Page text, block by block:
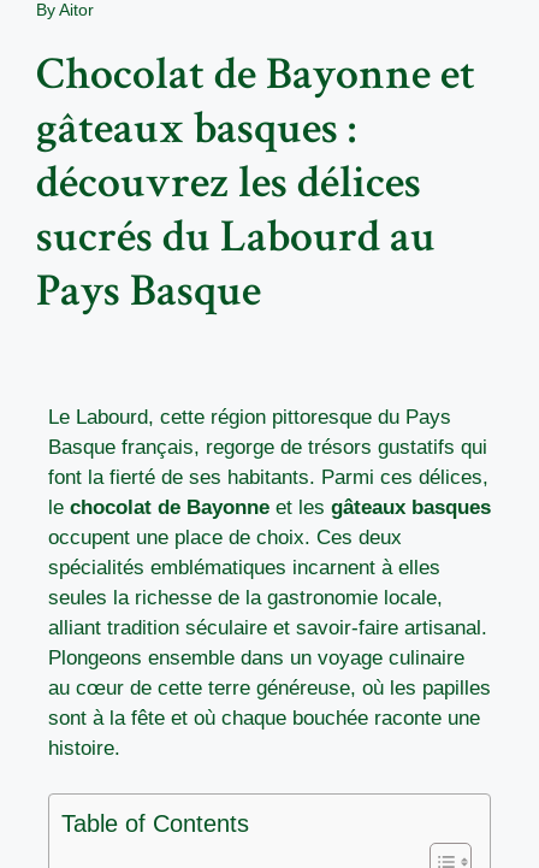
ByAitor
Chocolat de Bayonne et
gâteaux basques :
découvrez les délices
sucrés du Labourd au
Pays Basque
Le Labourd, cette région pittoresque du Pays
Basque français, regorge de trésors gustatifs qui
font la fierté de ses habitants. Parmi ces délices,
le chocolat de Bayonne et les gâteaux basques
occupent une place de choix. Ces deux
spécialités emblématiques incarnent à elles
seules la richesse de la gastronomie locale,
alliant tradition séculaire et savoir-faire artisanal.
Plongeons ensemble dans un voyage culinaire
au cœur de cette terre généreuse, où les papilles
sont à la fête et où chaque bouchée raconte une
histoire.
Table of Contents